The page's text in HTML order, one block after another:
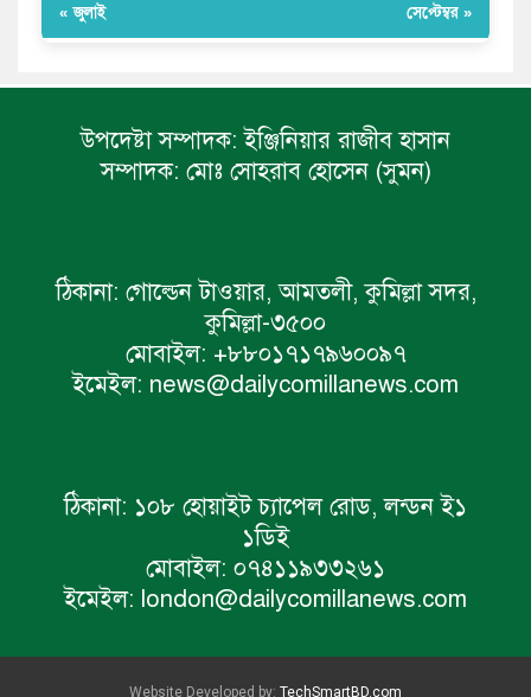
« জুলাই সেপ্টেম্বর »
উপদেষ্টা সম্পাদক: ইঞ্জিনিয়ার রাজীব হাসান
সম্পাদক: মোঃ সোহরাব হোসেন (সুমন)
ঠিকানা: গোল্ডেন টাওয়ার, আমতলী, কুমিল্লা সদর,
কুমিল্লা-৩৫০০
মোবাইল: +৮৮০১৭১৭৯৬০০৯৭
ইমেইল: news@dailycomillanews.com
ঠিকানা: ১০৮ হোয়াইট চ্যাপেল রোড, লন্ডন ই১
১ডিই
মোবাইল: ০৭৪১১৯৩৩২৬১
ইমেইল: london@dailycomillanews.com
Website Developed by: TechSmartBD.com